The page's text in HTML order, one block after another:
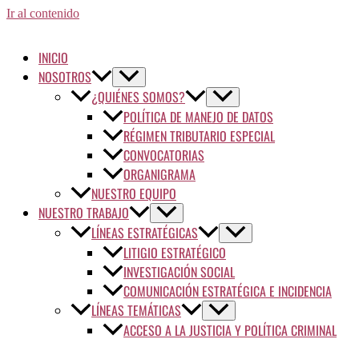
Ir al contenido
INICIO
NOSOTROS
¿QUIÉNES SOMOS?
POLÍTICA DE MANEJO DE DATOS
RÉGIMEN TRIBUTARIO ESPECIAL
CONVOCATORIAS
ORGANIGRAMA
NUESTRO EQUIPO
NUESTRO TRABAJO
LÍNEAS ESTRATÉGICAS
LITIGIO ESTRATÉGICO
INVESTIGACIÓN SOCIAL
COMUNICACIÓN ESTRATÉGICA E INCIDENCIA
LÍNEAS TEMÁTICAS
ACCESO A LA JUSTICIA Y POLÍTICA CRIMINAL